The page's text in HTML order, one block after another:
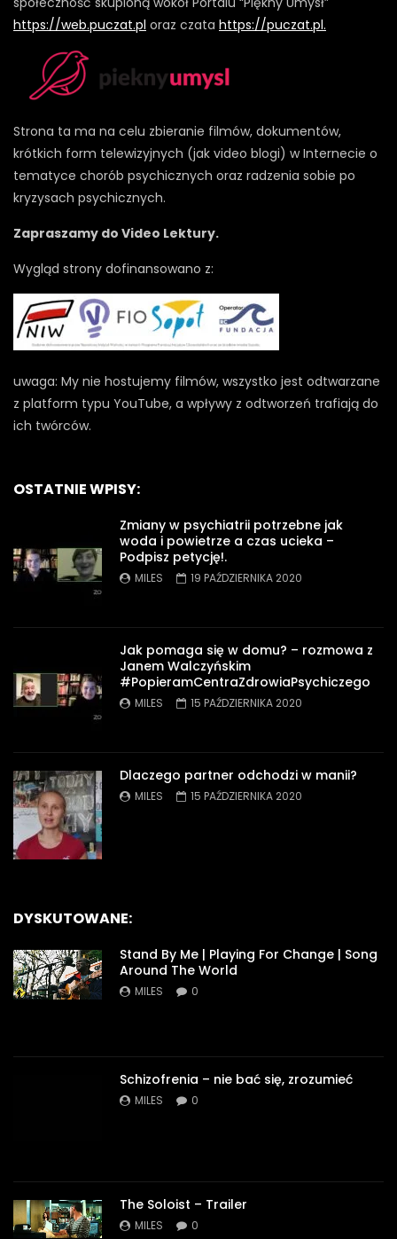
https://web.puczat.pl oraz czata https://puczat.pl.
Strona ta ma na celu zbieranie filmów, dokumentów,
krótkich form telewizyjnych (jak video blogi) w Internecie o
tematyce chorób psychicznych oraz radzenia sobie po
kryzysach psychicznych.
Zapraszamy do Video Lektury.
Wygląd strony dofinansowano z:
uwaga: My nie hostujemy filmów, wszystko jest odtwarzane
z platform typu YouTube, a wpływy z odtworzeń trafiają do
ich twórców.
OSTATNIE WPISY:
Zmiany w psychiatrii potrzebne jak
woda i powietrze a czas ucieka –
Podpisz petycję!.
MILES 19 PAŹDZIERNIKA 2020
Jak pomaga się w domu? – rozmowa z
Janem Walczyńskim
#PopieramCentraZdrowiaPsychiczego
MILES 15 PAŹDZIERNIKA 2020
Dlaczego partner odchodzi w manii?
MILES 15 PAŹDZIERNIKA 2020
DYSKUTOWANE:
Stand By Me | Playing For Change | Song
Around The World
MILES 0
Schizofrenia – nie bać się, zrozumieć
MILES 0
The Soloist – Trailer
MILES 0